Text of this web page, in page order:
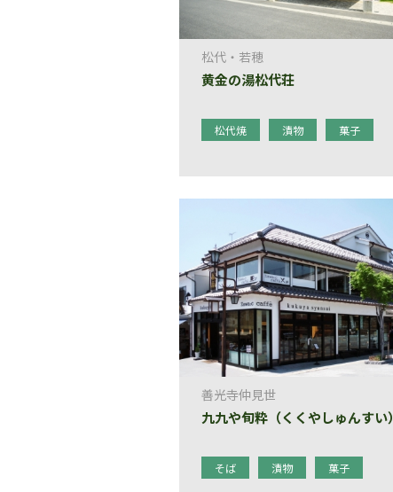
松代・若穂
黄金の湯松代荘
松代焼 漬物 菓子
善光寺仲見世
九九や旬粋（くくやしゅんすい）
そば 漬物 菓子